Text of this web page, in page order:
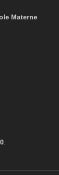
Materne